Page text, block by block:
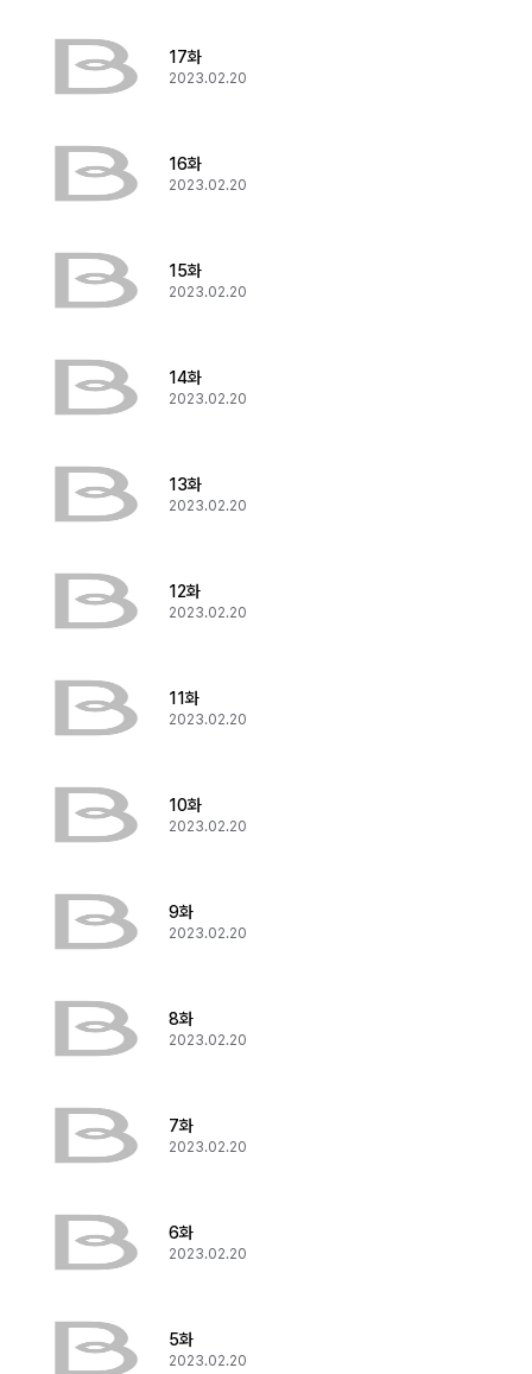
17화
2023.02.20
16화
2023.02.20
15화
2023.02.20
14화
2023.02.20
13화
2023.02.20
12화
2023.02.20
11화
2023.02.20
10화
2023.02.20
9화
2023.02.20
8화
2023.02.20
7화
2023.02.20
6화
2023.02.20
5화
2023.02.20